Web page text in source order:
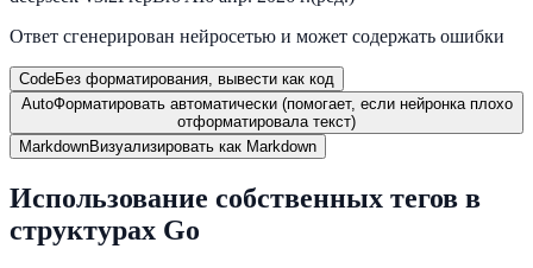
Ответ сгенерирован нейросетью и может содержать ошибки
CodeБез форматирования, вывести как код
AutoФорматировать автоматически (помогает, если нейронка плохо
отформатировала текст)
MarkdownВизуализировать как Markdown
Использование собственных тегов в
структурах Go